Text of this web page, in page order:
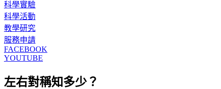
科學實驗
科學活動
教學研究
服務申請
FACEBOOK
YOUTUBE
左右對稱知多少？